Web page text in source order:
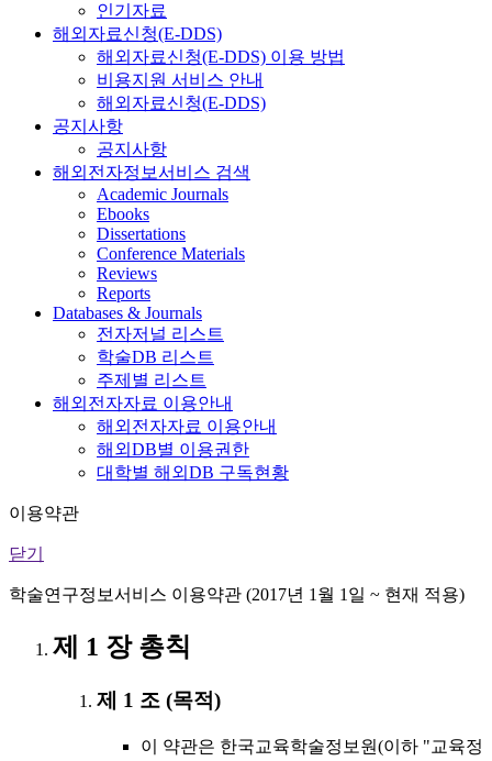
인기자료
해외자료신청(E-DDS)
해외자료신청(E-DDS) 이용 방법
비용지원 서비스 안내
해외자료신청(E-DDS)
공지사항
공지사항
해외전자정보서비스 검색
Academic Journals
Ebooks
Dissertations
Conference Materials
Reviews
Reports
Databases & Journals
전자저널 리스트
학술DB 리스트
주제별 리스트
해외전자자료 이용안내
해외전자자료 이용안내
해외DB별 이용권한
대학별 해외DB 구독현황
이용약관
닫기
학술연구정보서비스 이용약관 (2017년 1월 1일 ~ 현재 적용)
제 1 장 총칙
제 1 조 (목적)
이 약관은 한국교육학술정보원(이하 "교육정